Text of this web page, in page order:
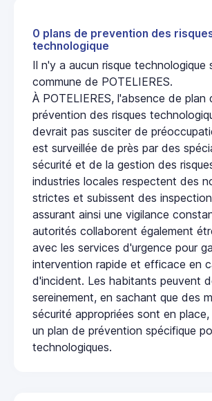
0 plans de prevention des
technologique
Il n'y a aucun risque technologique
commune de POTELIERES.
À POTELIERES, l'absence de plan
prévention des risques
devrait pas susciter de
est surveillée de près par des
sécurité et de la gestion des
industries locales respectent des
strictes et subissent des
assurant ainsi une vigilance
autorités collaborent également
avec les services d'urgence pour
intervention rapide et efficace en
d'incident. Les habitants peuvent
sereinement, en sachant que des
sécurité appropriées sont en place,
un plan de prévention spécifique
technologiques.